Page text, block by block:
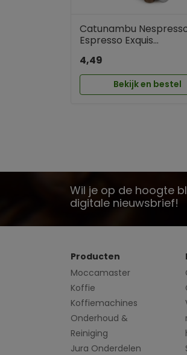
Catunambu
Espresso Exquis...
4,49
Bekijk en bestel
Wil je op de hoogte
digitale nieuwsbrief!
Producten
Moccamaster
Koffie
Koffiemachines
Onderhoud &
Reiniging
Jura Onderdelen